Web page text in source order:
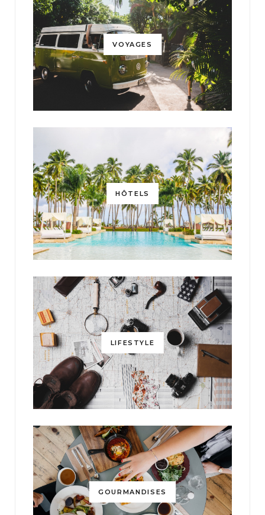
VOYAGES
HÔTELS
LIFESTYLE
GOURMANDISES